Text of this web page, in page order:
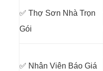
✅ Thợ Sơn Nhà Trọn
Gói
✅ Nhân Viên Báo Giá